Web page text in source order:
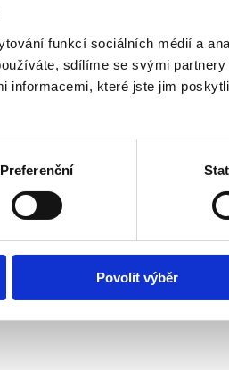
funkcí sociálních médií a
sdílíme se svými
informacemi, které jste jim
Preferenční
Povolit výběr